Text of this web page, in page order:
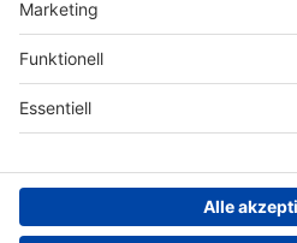
Grounding Page ANTENNE
BAYERN
Datenschutz­erklärung
einstellungen